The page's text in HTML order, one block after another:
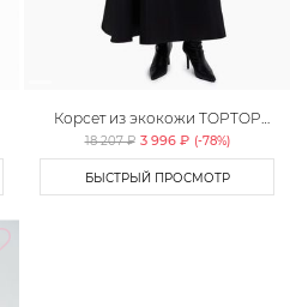
Корсет из экокожи TOPTOP
STUDIO
18 207 ₽ 3 996 ₽ (-78%)
БЫСТРЫЙ ПРОСМОТР